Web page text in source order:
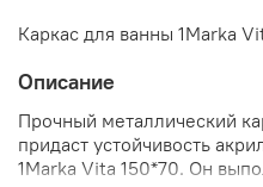
Каркас для ванны 1Marka
Описание
Прочный металлический
придаст устойчивость
1Marka Vita 150*70. Он